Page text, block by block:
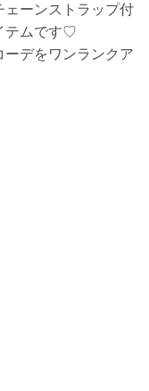
ェーンストラップ付
テムです♡
デをワンランクア